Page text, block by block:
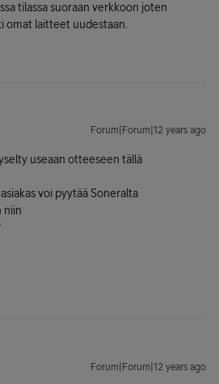
tilassa suoraan verkkoon joten
omat laitteet uudestaan.
Forum|Forum|12 years ago
useaan otteeseen tällä
voi pyytää Soneralta
niin
Forum|Forum|12 years ago